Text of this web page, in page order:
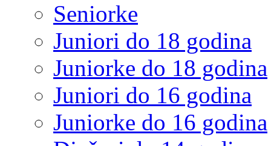
Seniorke
Juniori do 18 godina
Juniorke do 18 godina
Juniori do 16 godina
Juniorke do 16 godina